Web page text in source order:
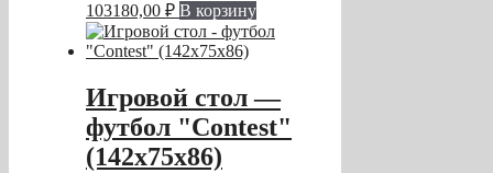
103180,00 ₽ В корзину
Игровой стол —
футбол "Contest"
(142x75x86)